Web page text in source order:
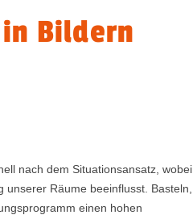
Bildern
nach dem Situationsansatz, wobei
Räume beeinflusst. Basteln,
einen hohen